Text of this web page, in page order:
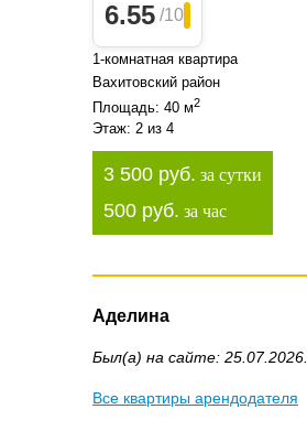
6.55 /10
1-комнатная квартира
Вахитовский район
Площадь: 40 м2
Этаж: 2 из 4
3 500 руб. за сутки
500 руб. за час
Аделина
Был(а) на сайте: 25.07.2026.
Все квартиры арендодателя